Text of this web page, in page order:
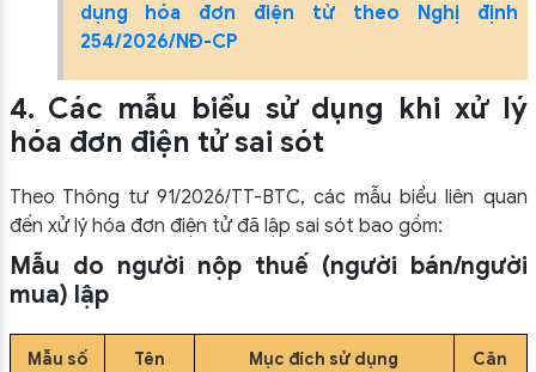
dụng hóa đơn điện tử theo Nghị định
254/2026/NĐ-CP
4. Các mẫu biểu sử dụng khi xử lý
hóa đơn điện tử sai sót
Theo Thông tư 91/2026/TT-BTC, các mẫu biểu liên quan
đến xử lý hóa đơn điện tử đã lập sai sót bao gồm:
Mẫu do người nộp thuế (người bán/người
mua) lập
Mẫu số
Tên
Mục đích sử dụng
Căn